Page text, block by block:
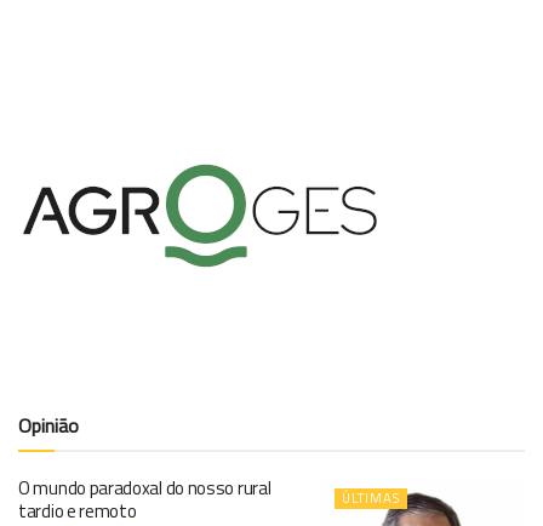
Opinião
ÚLTIMAS
O mundo paradoxal do nosso rural
tardio e remoto